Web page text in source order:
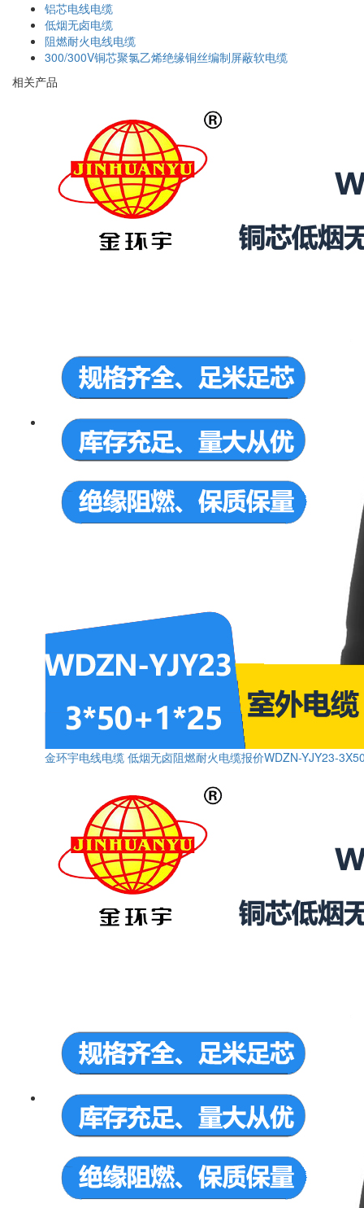
铝芯电线电缆
低烟无卤电缆
阻燃耐火电线电缆
300/300V铜芯聚氯乙烯绝缘铜丝编制屏蔽软电缆
相关产品
金环宇电线电缆 低烟无卤阻燃耐火电缆报价WDZN-YJY23-